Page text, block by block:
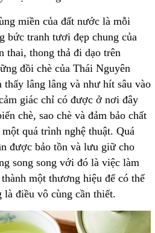
miền của đất nước là mỗi
bức tranh tươi đẹp chung của
thai, thong thả đi dạo trên
đồi chè của Thái Nguyên
thấy lâng lâng và như hít sâu vào
giác chỉ có được ở nơi đây
chè, sao chè và đảm bảo chất
quá trình nghệ thuật. Quá
được bảo tồn và lưu giữ cho
song song với đó là việc làm
một thương hiệu để có thể
điều vô cùng cần thiết.